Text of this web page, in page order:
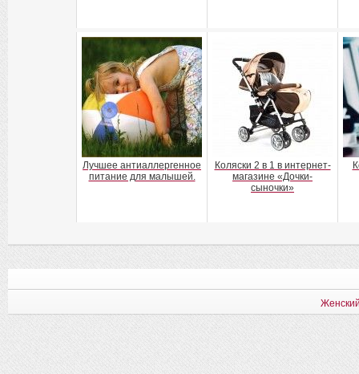
Лучшее антиаллергенное
питание для малышей.
Коляски 2 в 1 в интернет-
магазине «Дочки-
сыночки»